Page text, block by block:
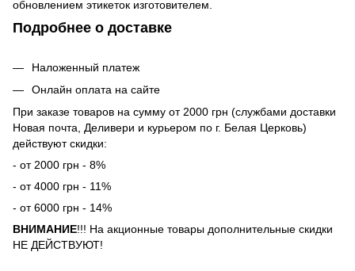
обновлением этикеток изготовителем.
Подробнее о доставке
Наложенный платеж
Онлайн оплата на сайте
При заказе товаров на сумму от 2000 грн (службами доставки
Новая почта, Деливери и курьером по г. Белая Церковь)
действуют скидки:
- от 2000 грн - 8%
- от 4000 грн - 11%
- от 6000 грн - 14%
ВНИМАНИЕ!!! На акционные товары дополнительные скидки
НЕ ДЕЙСТВУЮТ!